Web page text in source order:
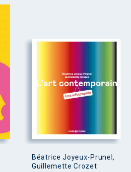
Béatrice Joyeux-Prunel,
Guillemette Crozet